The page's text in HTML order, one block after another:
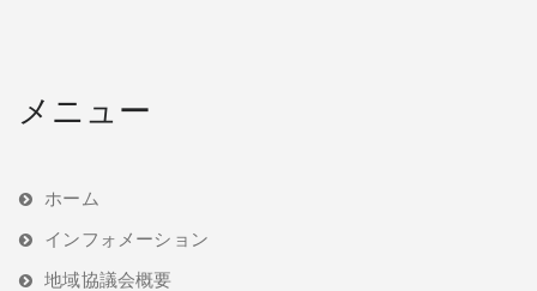
メニュー
ホーム
インフォメーション
地域協議会概要